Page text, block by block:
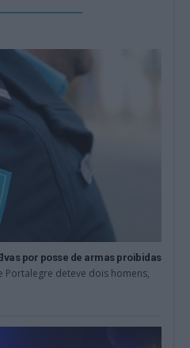
por posse de armas proibidas
Portalegre deteve dois homens,